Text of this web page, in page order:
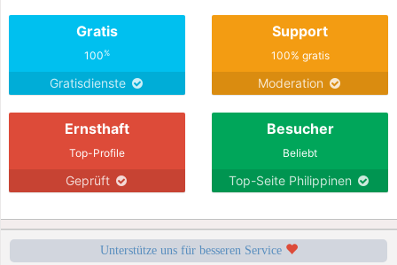
Gratis
100%
Gratisdienste
Support
100% gratis
Moderation
Ernsthaft
Top-Profile
Geprüft
Besucher
Beliebt
Top-Seite Philippinen
Unterstütze uns für besseren Service